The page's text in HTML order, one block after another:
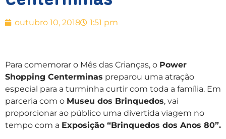
outubro 10, 2018 1:51 pm
Para comemorar o Mês das Crianças, o Power
Shopping Centerminas preparou uma atração
especial para a turminha curtir com toda a família. Em
parceria com o Museu dos Brinquedos, vai
proporcionar ao público uma divertida viagem no
tempo com a Exposição “Brinquedos dos Anos 80”.